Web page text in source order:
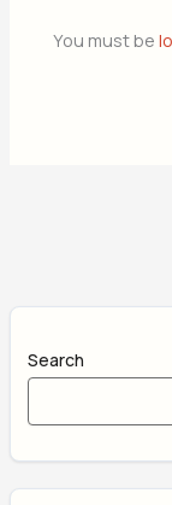
You must be
Search